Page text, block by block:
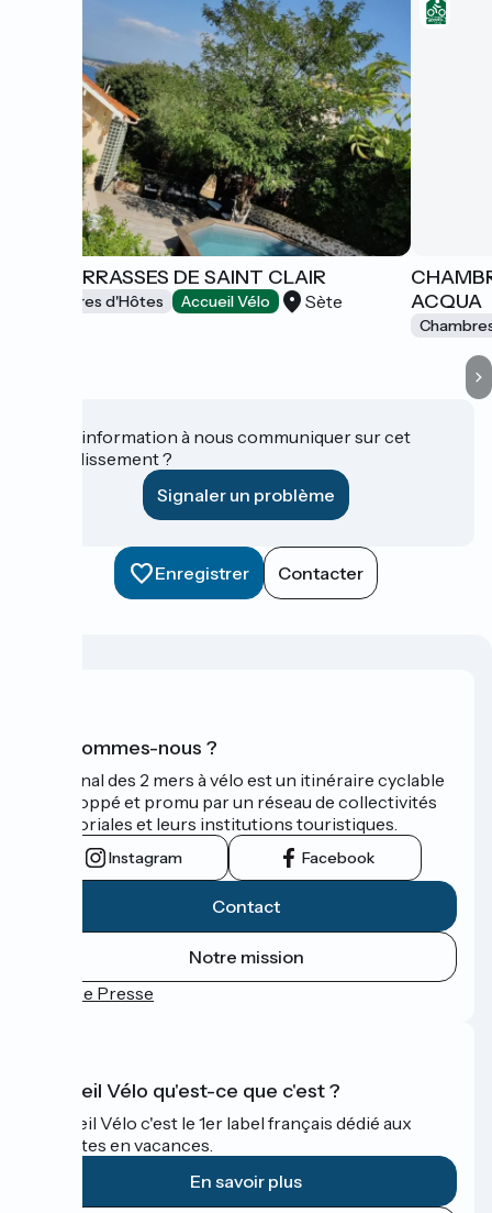
LES TERRASSES DE SAINT CLAIR
Chambres d'Hôtes Accueil Vélo Sète
ACQUA
Une information à nous communiquer sur cet
établissement ?
Signaler un problème
Enregistrer Contacter
Qui sommes-nous ?
Le Canal des 2 mers à vélo est un itinéraire cyclable
développé et promu par un réseau de collectivités
territoriales et leurs institutions touristiques.
Instagram Facebook
Contact
Notre mission
Espace Presse
Accueil Vélo qu'est-ce que c'est ?
Accueil Vélo c'est le 1er label français dédié aux
cyclistes en vacances.
En savoir plus